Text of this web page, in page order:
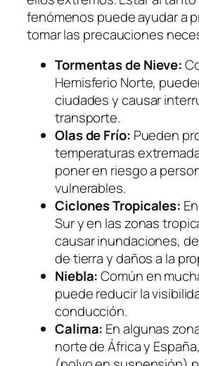
fenómenos puede ayudar a
tomar las precauciones
Tormentas de Nieve:
Hemisferio Norte,
ciudades y causar
transporte.
Olas de Frío: Pueden
temperaturas
poner en riesgo a
vulnerables.
Ciclones Tropicales:
Sur y en las zonas
causar inundaciones,
de tierra y daños a la
Niebla:Común en
puede reducir la
conducción.
Calima: En algunas
norte de África y